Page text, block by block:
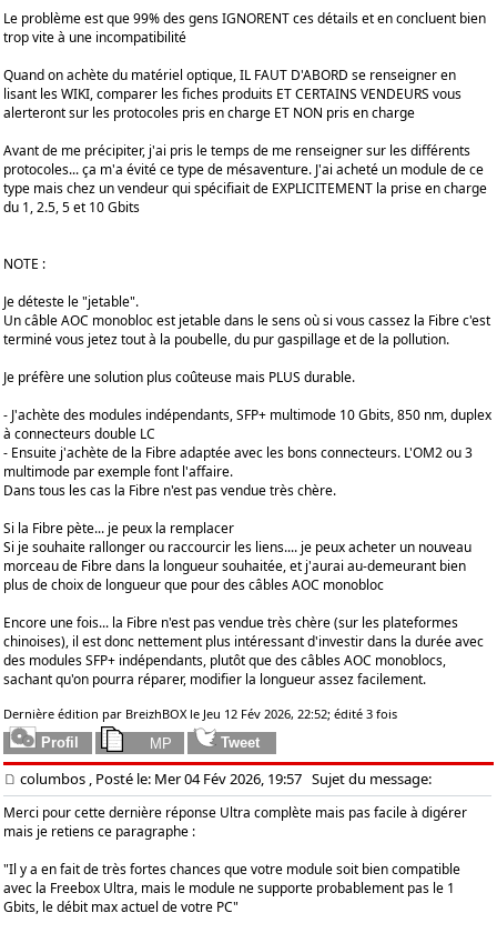
Le problème est que 99% des gens IGNORENT ces détails et en concluent bien
trop vite à une incompatibilité
Quand on achète du matériel optique, IL FAUT D'ABORD se renseigner en
lisant les WIKI, comparer les fiches produits ET CERTAINS VENDEURS vous
alerteront sur les protocoles pris en charge ET NON pris en charge
Avant de me précipiter, j'ai pris le temps de me renseigner sur les différents
protocoles... ça m'a évité ce type de mésaventure. J'ai acheté un module de ce
type mais chez un vendeur qui spécifiait de EXPLICITEMENT la prise en charge
du 1, 2.5, 5 et 10 Gbits
NOTE :
Je déteste le "jetable".
Un câble AOC monobloc est jetable dans le sens où si vous cassez la Fibre c'est
terminé vous jetez tout à la poubelle, du pur gaspillage et de la pollution.
Je préfère une solution plus coûteuse mais PLUS durable.
- J'achète des modules indépendants, SFP+ multimode 10 Gbits, 850 nm, duplex
à connecteurs double LC
- Ensuite j'achète de la Fibre adaptée avec les bons connecteurs. L'OM2 ou 3
multimode par exemple font l'affaire.
Dans tous les cas la Fibre n'est pas vendue très chère.
Si la Fibre pète... je peux la remplacer
Si je souhaite rallonger ou raccourcir les liens.... je peux acheter un nouveau
morceau de Fibre dans la longueur souhaitée, et j'aurai au-demeurant bien
plus de choix de longueur que pour des câbles AOC monobloc
Encore une fois... la Fibre n'est pas vendue très chère (sur les plateformes
chinoises), il est donc nettement plus intéressant d'investir dans la durée avec
des modules SFP+ indépendants, plutôt que des câbles AOC monoblocs,
sachant qu'on pourra réparer, modifier la longueur assez facilement.
Dernière édition par BreizhBOX le Jeu 12 Fév 2026, 22:52; édité 3 fois
columbos , Posté le: Mer 04 Fév 2026, 19:57 Sujet du message:
Merci pour cette dernière réponse Ultra complète mais pas facile à digérer
mais je retiens ce paragraphe :
"Il y a en fait de très fortes chances que votre module soit bien compatible
avec la Freebox Ultra, mais le module ne supporte probablement pas le 1
Gbits, le débit max actuel de votre PC"